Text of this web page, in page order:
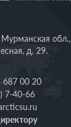
обл.,
д. 29.
687 00 20
7-40-66